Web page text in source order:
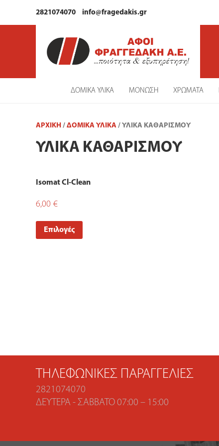
2821074070 info@fragedakis.gr
ΔΟΜΙΚΑ ΥΛΙΚΑ ΜΟΝΩΣΗ ΧΡΩΜΑΤΑ
ΑΡΧΙΚΉ / ΔΟΜΙΚΑ ΥΛΙΚΑ / ΥΛΙΚΆ ΚΑΘΑΡΙΣΜΟΎ
ΥΛΙΚΆ ΚΑΘΑΡΙΣΜΟΎ
Isomat Cl-Clean
6,00 €
Επιλογές
ΤΗΛΕΦΩΝΙΚΈΣ ΠΑΡΑΓΓΕΛΊΕΣ
2821074070
ΔΕΥΤΈΡΑ - ΣΆΒΒΑΤΟ 07:00 – 15:00